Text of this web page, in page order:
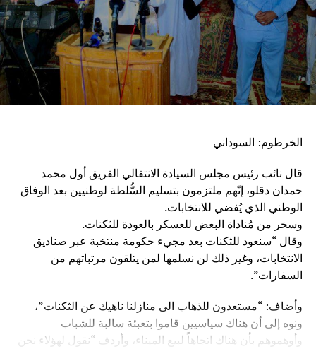
الخرطوم: السوداني
قال نائب رئيس مجلس السيادة الانتقالي الفريق أول محمد
حمدان دقلو، إنّهم ملتزمون بتسليم السُّلطة لوطنيين بعد الوفاق
الوطني الذي يُفضي للانتخابات.
وسخر من مُناداة البعض للعسكر بالعودة للثكنات.
وقال “سنعود للثكنات بعد مجيء حكومة منتخبة عبر صناديق
الانتخابات، وغير ذلك لن نسلمها لمن يتلقون مرتباتهم من
السفارات”.
وأضاف: “مستعدون للذهاب الى منازلنا ناهيك عن الثكنات”،
ونوه إلى أن هناك سياسيين قاموا بتعبئة سالبة للشباب
وأوهموهم بأن هناك اتجاهاً لبيع الميناء، وأردف “نقول لهؤلاء نحن